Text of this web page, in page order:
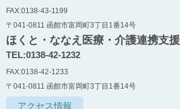
FAX:0138-43-1199
〒041-0811 函館市富岡町3丁目1番14号
ほくと・ななえ医療・介護連携支
TEL:0138-42-1232
FAX:0138-42-1233
〒041-0811 函館市富岡町3丁目1番14号
アクセス情報